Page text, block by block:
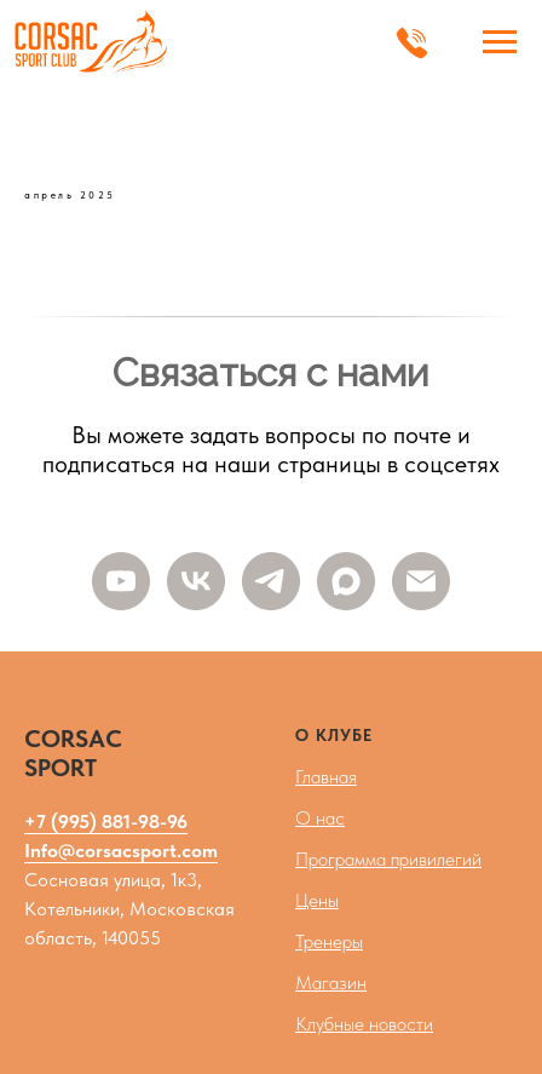
апрель 2025
Связаться с нами
Вы можете задать вопросы по почте и
подписаться на наши страницы в соцсетях
CORSAC
SPORT
+7 (995) 881-98-96
Info@corsacsport.com
Сосновая улица, 1к3,
Котельники, Московская
область, 140055
О КЛУБЕ
Главная
О нас
Программа привилегий
Цены
Тренеры
Магазин
Клубные новости